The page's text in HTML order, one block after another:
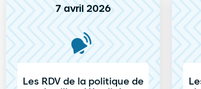
7 avril 2026
Les RDV de la politique de